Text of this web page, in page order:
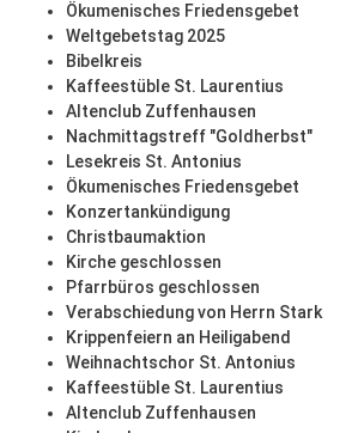
Ökumenisches Friedensgebet
Weltgebetstag 2025
Bibelkreis
Kaffeestüble St. Laurentius
Altenclub Zuffenhausen
Nachmittagstreff "Goldherbst"
Lesekreis St. Antonius
Ökumenisches Friedensgebet
Konzertankündigung
Christbaumaktion
Kirche geschlossen
Pfarrbüros geschlossen
Verabschiedung von Herrn Stark
Krippenfeiern an Heiligabend
Weihnachtschor St. Antonius
Kaffeestüble St. Laurentius
Altenclub Zuffenhausen